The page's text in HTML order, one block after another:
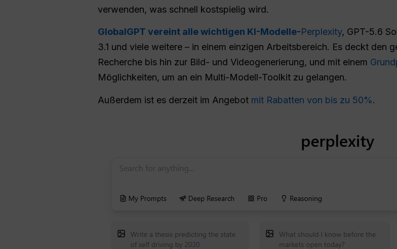
verwenden, was schnell kostspielig wird.
GlobalGPT vereint alle wichtigen KI-Modelle-Perplexity, GPT-5.6
3.1 und viele weitere – in einem einzigen Arbeitsbereich. Es deckt den
Recherche bis hin zur Bild- und Videogenerierung, und mit einem
Möglichkeiten, um an ein Multi-Modell-Toolkit zu gelangen.
Außerdem ist es derzeit im Angebot mit Rabatten von bis zu 50%.